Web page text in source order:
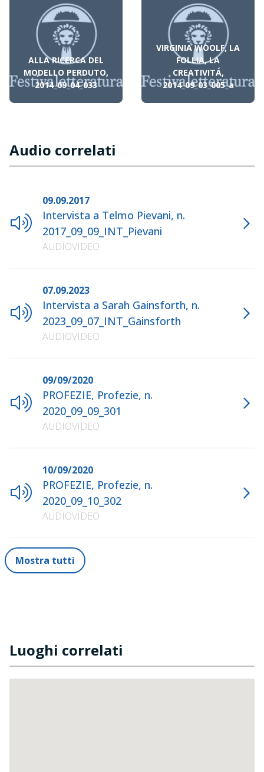
ALLA RICERCA DEL
MODELLO PERDUTO,
2014_09_04_033
VIRGINIA WOOLF, LA
FOLLIA, LA
CREATIVITÁ,
2014_09_03_005_a
Audio correlati
09.09.2017
Intervista a Telmo Pievani, n.
2017_09_09_INT_Pievani
AUDIOVIDEO
07.09.2023
Intervista a Sarah Gainsforth, n.
2023_09_07_INT_Gainsforth
AUDIOVIDEO
09/09/2020
PROFEZIE, Profezie, n.
2020_09_09_301
AUDIOVIDEO
10/09/2020
PROFEZIE, Profezie, n.
2020_09_10_302
AUDIOVIDEO
Mostra tutti
Luoghi correlati